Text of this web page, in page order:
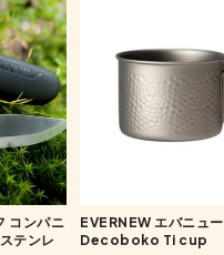
コンパニ
テンレ
EVERNEW エバニュー
Decoboko Ti cup